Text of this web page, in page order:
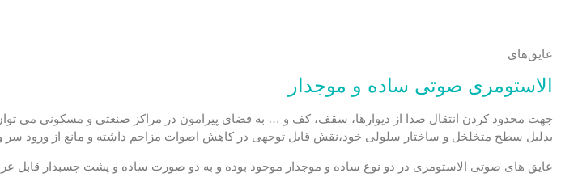
عایق‌های
الاستومری صوتی ساده و موجدار
جهت محدود کردن انتقال صدا از دیوارها، سقف، کف و … به فضای پیرامون در مراکز صنعتی و مسکونی می
بدلیل سطح متخلخل و ساختار سلولی خود،نقش قابل توجهی در کاهش اصوات مزاحم داشته و مانع از ورود
عایق های صوتی الاستومری در دو نوع ساده و موجدار موجود بوده و به دو صورت ساده و پشت چسبدار قابل